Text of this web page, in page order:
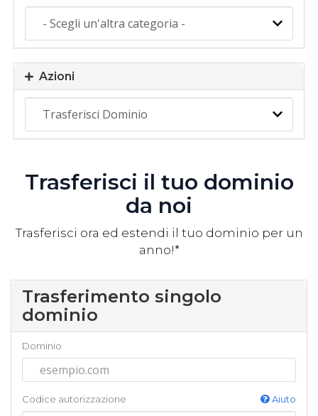
Azioni
Trasferisci il tuo dominio
da noi
Trasferisci ora ed estendi il tuo dominio per un
anno!*
Trasferimento singolo
dominio
Dominio
Codice autorizzazione Aiuto